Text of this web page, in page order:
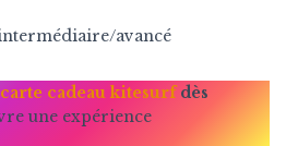
avancé
cadeau kitesurfdès
une expérience